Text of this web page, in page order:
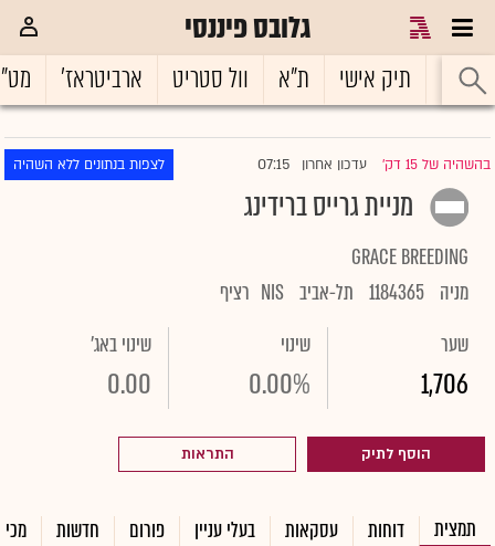
גלובס פיננסי
ראשי תיק אישי ת"א וול סטריט ארביטראז'
בהשהיה של 15 דק' |עדכון אחרון 07:15 לצפות בנתונים ללא השהיה
מניית גרייס ברידינג
GRACE BREEDING
מניה 1184365 תל-אביב NIS רציף
שער
1,706
שינוי
0.00%
שינוי באג'
0.00
הוסף לתיק התראות
תמצית דוחות עסקאות בעלי עניין פורום חדשות